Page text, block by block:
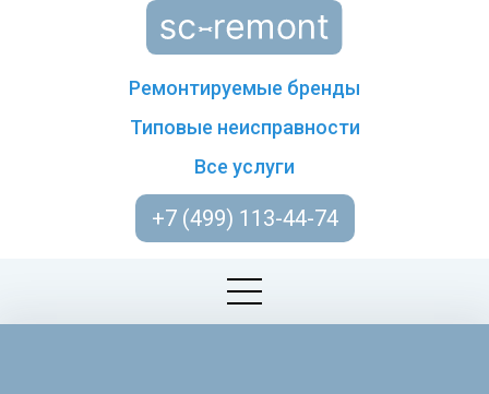
Ремонтируемые бренды
Типовые неисправности
Все услуги
+7 (499) 113-44-74